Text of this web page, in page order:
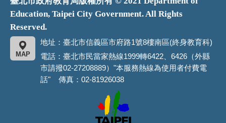
Education, Taipei City Government. All Rights
Reserved.
地址：臺北市信義區市府路1號8樓南區(終身教育科)
MAP
電話：臺北市民當家熱線1999轉6422、6426（外縣
市請撥02-27208889）"本服務熱線為使用者付費電
話" 傳真：02-81926038
市
政